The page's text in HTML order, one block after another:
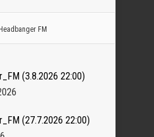
FM
(3.8.2026 22:00)
(27.7.2026 22:00)